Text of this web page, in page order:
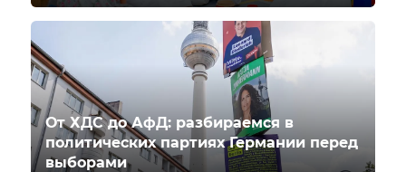
От ХДС до АфД: разбираемся в
политических партиях Германии перед
выборами